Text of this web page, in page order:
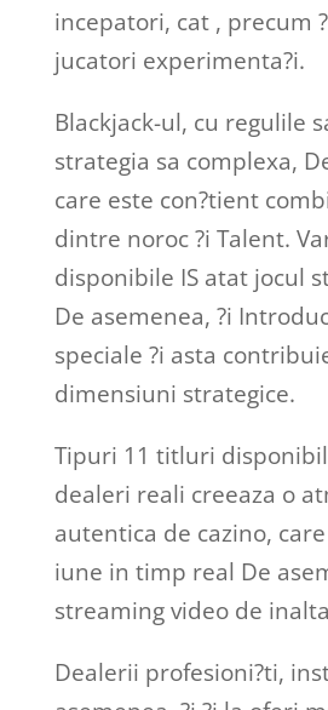
incepatori, cat , precum
jucatori experimenta?i.
Blackjack-ul, cu regulile
strategia sa complexa,
care este con?tient
dintre noroc ?i Talent.
disponibile IS atat jocul
De asemenea, ?i
speciale ?i asta
dimensiuni strategice.
Tipuri 11 titluri
dealeri reali creeaza o
autentica de cazino,
iune in timp real De
streaming video de
Dealerii profesioni?ti,